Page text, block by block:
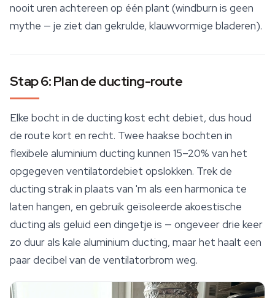
nooit uren achtereen op één plant (windburn is geen
mythe — je ziet dan gekrulde, klauwvormige bladeren).
Stap 6: Plan de ducting-route
Elke bocht in de ducting kost echt debiet, dus houd
de route kort en recht. Twee haakse bochten in
flexibele aluminium ducting kunnen 15–20% van het
opgegeven ventilatordebiet opslokken. Trek de
ducting strak in plaats van 'm als een harmonica te
laten hangen, en gebruik geïsoleerde akoestische
ducting als geluid een dingetje is — ongeveer drie keer
zo duur als kale aluminium ducting, maar het haalt een
paar decibel van de ventilatorbrom weg.